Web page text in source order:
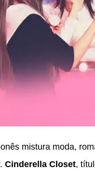
mistura moda,
Cinderella Closet,